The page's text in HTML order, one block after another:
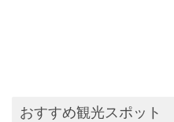
おすすめ観光スポット